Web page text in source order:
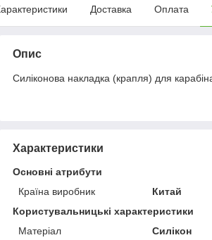
Доставка Оплата
Опис
Силіконова накладка (крапля) для
Характеристики
Основні атрибути
Країна виробник
Китай
Користувальницькі характеристики
Матеріал
Силікон